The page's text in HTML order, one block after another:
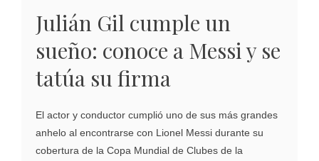
Julián Gil cumple un
sueño: conoce a Messi y se
tatúa su firma
El actor y conductor cumplió uno de sus más grandes
anhelo al encontrarse con Lionel Messi durante su
cobertura de la Copa Mundial de Clubes de la